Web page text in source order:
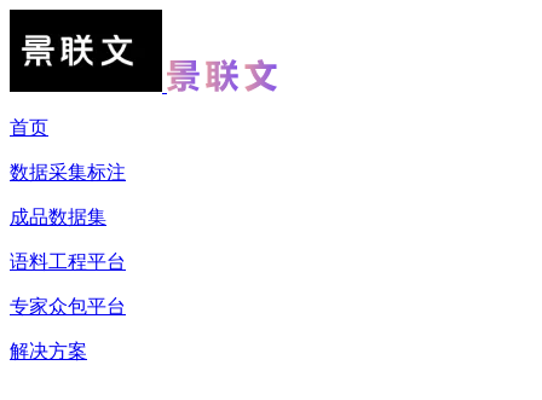
首页
数据采集标注
成品数据集
语料工程平台
专家众包平台
解决方案